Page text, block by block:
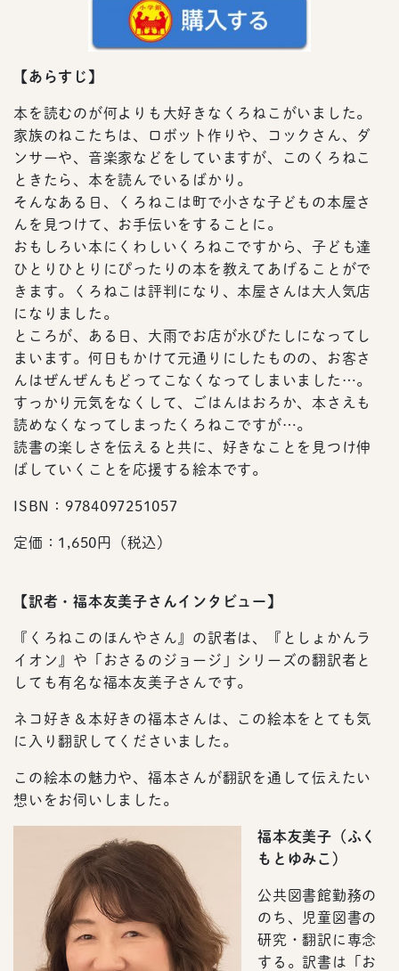
【あらすじ】
本を読むのが何よりも大好きなくろねこがいました。
家族のねこたちは、ロボット作りや、コックさん、ダ
ンサーや、音楽家などをしていますが、このくろねこ
ときたら、本を読んでいるばかり。
そんなある日、くろねこは町で小さな子どもの本屋さ
んを見つけて、お手伝いをすることに。
おもしろい本にくわしいくろねこですから、子ども達
ひとりひとりにぴったりの本を教えてあげることがで
きます。くろねこは評判になり、本屋さんは大人気店
になりました。
ところが、ある日、大雨でお店が水びたしになってし
まいます。何日もかけて元通りにしたものの、お客さ
んはぜんぜんもどってこなくなってしまいました…。
すっかり元気をなくして、ごはんはおろか、本さえも
読めなくなってしまったくろねこですが…。
読書の楽しさを伝えると共に、好きなことを見つけ伸
ばしていくことを応援する絵本です。
ISBN：9784097251057
定価：1,650円（税込）
【訳者・福本友美子さんインタビュー】
『くろねこのほんやさん』の訳者は、『としょかんラ
イオン』や「おさるのジョージ」シリーズの翻訳者と
しても有名な福本友美子さんです。
ネコ好き＆本好きの福本さんは、この絵本をとても気
に入り翻訳してくださいました。
この絵本の魅力や、福本さんが翻訳を通して伝えたい
想いをお伺いしました。
福本友美子（ふく
もとゆみこ）
公共図書館勤務の
のち、児童図書の
研究・翻訳に専念
する。訳書は「お